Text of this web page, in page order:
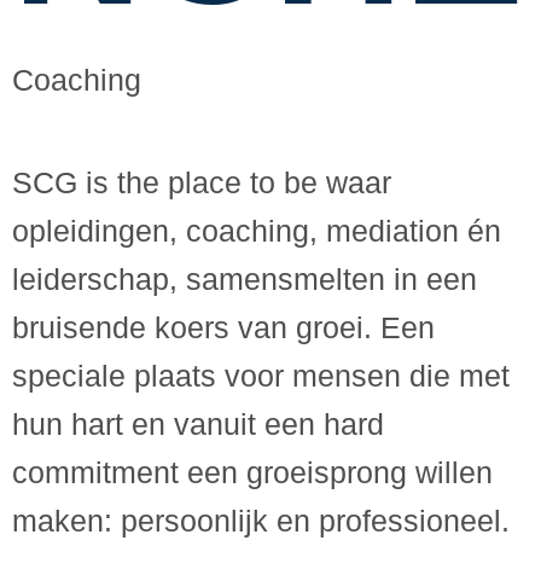
Coaching
SCG is the place to be waar
opleidingen, coaching, mediation én
leiderschap, samensmelten in een
bruisende koers van groei. Een
speciale plaats voor mensen die met
hun hart en vanuit een hard
commitment een groeisprong willen
maken: persoonlijk en professioneel.